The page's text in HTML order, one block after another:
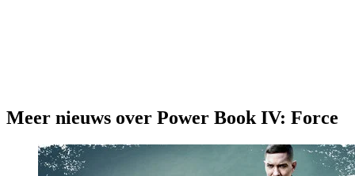
Meer nieuws over Power Book IV: Force